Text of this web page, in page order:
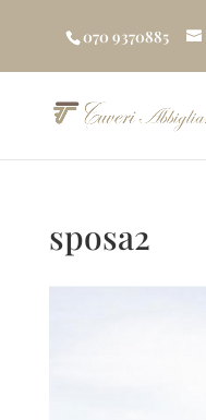
070 9370885
sposa2